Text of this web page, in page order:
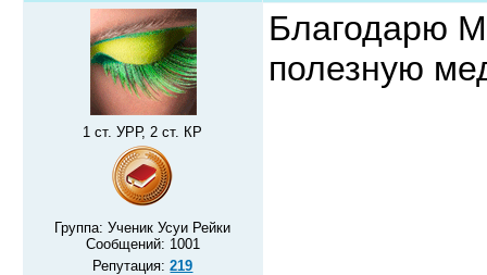
1 ст. УРР, 2 ст. КР
Группа: Ученик Усуи Рейки
Сообщений: 1001
Репутация:219
Благодарю
полезную